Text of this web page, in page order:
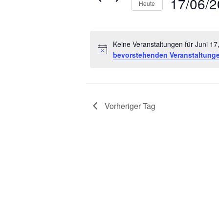
Keine Veranstaltungen für Juni
bevorstehenden
VeranstaltungenHeute
Vorheriger Tag